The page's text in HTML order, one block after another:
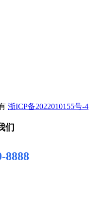
浙ICP备2022010155号-4
们
8888